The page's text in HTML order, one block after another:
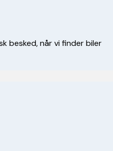
besked, når vi finder biler